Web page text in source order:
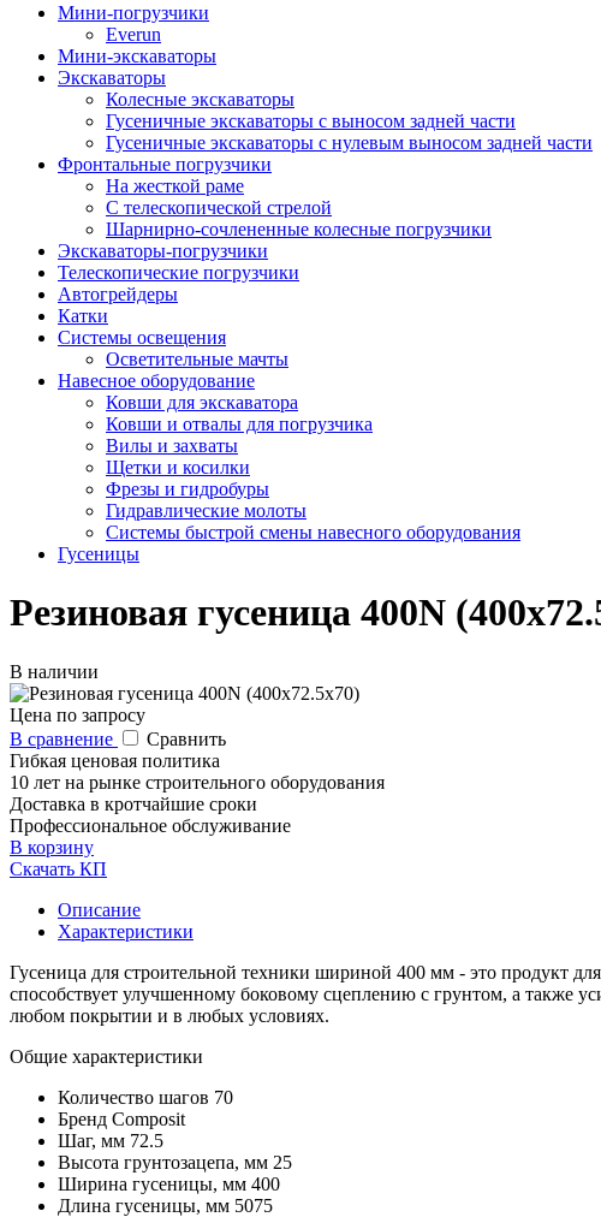
Мини-погрузчики
Everun
Мини-экскаваторы
Экскаваторы
Колесные экскаваторы
Гусеничные экскаваторы с выносом задней части
Гусеничные экскаваторы с нулевым выносом задней части
Фронтальные погрузчики
На жесткой раме
С телескопической стрелой
Шарнирно-сочлененные колесные погрузчики
Экскаваторы-погрузчики
Телескопические погрузчики
Автогрейдеры
Катки
Системы освещения
Осветительные мачты
Навесное оборудование
Ковши для экскаватора
Ковши и отвалы для погрузчика
Вилы и захваты
Щетки и косилки
Фрезы и гидробуры
Гидравлические молоты
Системы быстрой смены навесного оборудования
Гусеницы
Резиновая гусеница 400N
В наличии
Цена по запросу
В сравнение
Сравнить
Гибкая ценовая политика
10 лет на рынке строительного оборудования
Доставка в кротчайшие сроки
Профессиональное обслуживание
В корзину
Скачать КП
Описание
Характеристики
Гусеница для строительной техники шириной 400 мм - это продукт
способствует улучшенному боковому сцеплению с грунтом, а также
любом покрытии и в любых условиях.
Общие характеристики
Количество шагов 70
Бренд Composit
Шаг, мм 72.5
Высота грунтозацепа, мм 25
Ширина гусеницы, мм 400
Длина гусеницы, мм 5075